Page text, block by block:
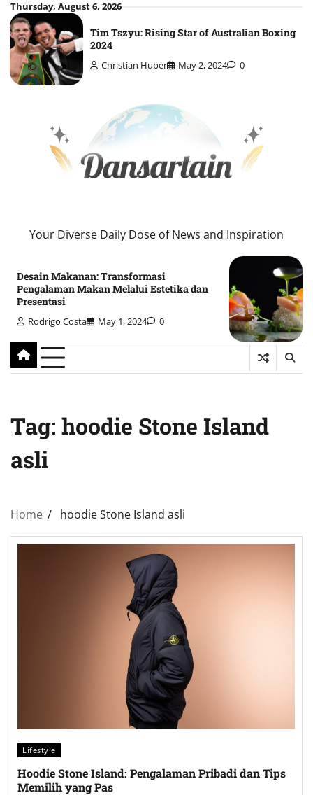
Skip
to
content
Thursday, August 6, 2026
Tim Tszyu: Rising Star of Australian Boxing
2024
Christian Huber May 2, 2024 0
Your Diverse Daily Dose of News and Inspiration
Desain Makanan: Transformasi
Pengalaman Makan Melalui Estetika dan
Presentasi
Rodrigo Costa May 1, 2024 0
Tag: hoodie Stone Island
asli
Home hoodie Stone Island asli
Lifestyle
Hoodie Stone Island: Pengalaman Pribadi dan Tips
Memilih yang Pas